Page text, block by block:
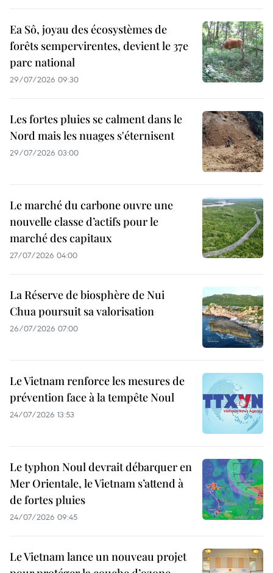
Ea Sô, joyau des écosystèmes de
forêts sempervirentes, devient le 37e
parc national
29/07/2026 09:30
Les fortes pluies se calment dans le
Nord mais les nuages s'éternisent
29/07/2026 03:00
Le marché du carbone ouvre une
nouvelle classe d’actifs pour le
marché des capitaux
27/07/2026 04:00
La Réserve de biosphère de Nui
Chua poursuit sa valorisation
26/07/2026 07:00
Le Vietnam renforce les mesures de
prévention face à la tempête Noul
24/07/2026 13:53
Le typhon Noul devrait débarquer en
Mer Orientale, le Vietnam s’attend à
de fortes pluies
24/07/2026 09:45
Le Vietnam lance un nouveau projet